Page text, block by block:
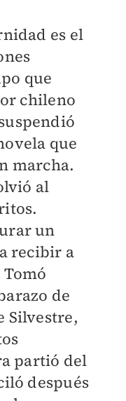
es el
que
chileno
que
marcha.
al
un
recibir a
de
Silvestre,
partió del
después